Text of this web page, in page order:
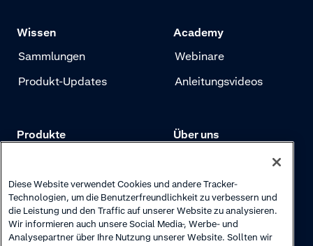
Wissen
Sammlungen
Produkt-Updates
Academy
Webinare
Anleitungsvideos
Produkte
Zahlungen
Risikomanagement
Authentifizierung
Über uns
Unsere Geschichte
Newsletter
Karriere
Diese Website verwendet Cookies und andere Tracker-
Technologien, um die Benutzerfreundlichkeit zu verbessern und
die Leistung und den Traffic auf unserer Website zu analysieren.
Wir informieren auch unsere Social Media-, Werbe- und
Analysepartner über Ihre Nutzung unserer Website. Sollten wir